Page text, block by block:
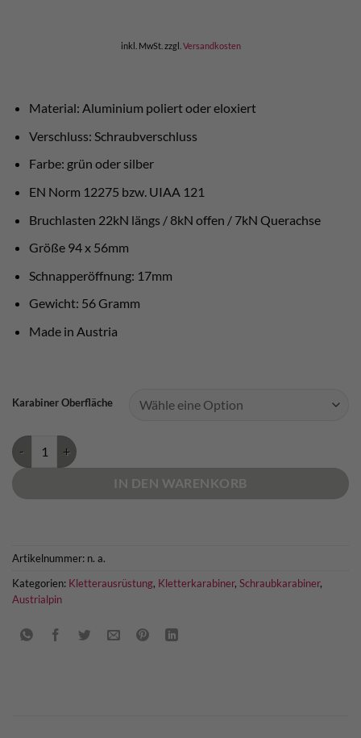
inkl. MwSt. zzgl. Versandkosten
Material: Aluminium poliert oder eloxiert
Verschluss: Schraubverschluss
Farbe: grün oder silber
EN Norm 12275 bzw. UIAA 121
Bruchlasten 22kN längs / 8kN offen / 7kN Querachse
Größe 94 x 56mm
Schnapperöffnung: 17mm
Gewicht: 56 Gramm
Made in Austria
Karabiner Oberfläche
Austrialpin Micro Schraubkarabiner Menge
IN DEN WARENKORB
Artikelnummer: n. a.
Kategorien: Kletterausrüstung, Kletterkarabiner, Schraubkarabiner,
Austrialpin